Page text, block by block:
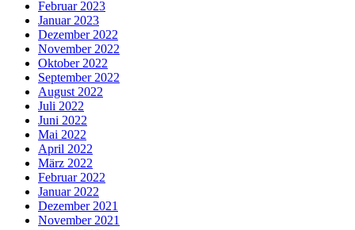
Februar 2023
Januar 2023
Dezember 2022
November 2022
Oktober 2022
September 2022
August 2022
Juli 2022
Juni 2022
Mai 2022
April 2022
März 2022
Februar 2022
Januar 2022
Dezember 2021
November 2021